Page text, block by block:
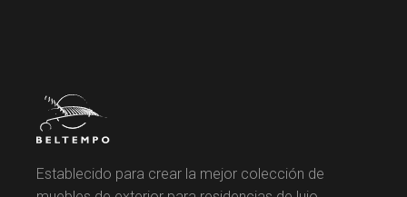
Establecido para crear la mejor colección de